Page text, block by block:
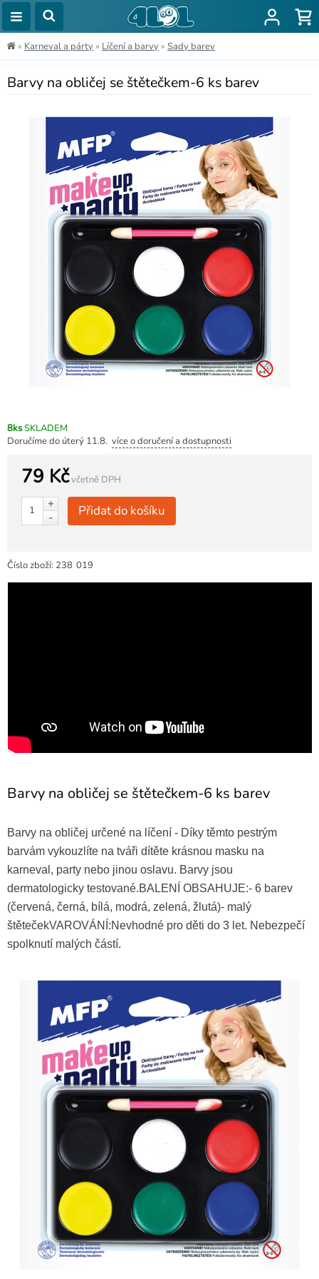
» Karneval a párty » Líčení a barvy » Sady barev
Barvy na obličej se štětečkem-6 ks barev
8ksSKLADEM
Doručíme do úterý 11.8. více o doručení a dostupnosti
79 Kčvčetně DPH
+
-
Přidat do košíku
Číslo zboží: 238 019
Barvy na obličej se štětečkem-6 ks barev
Barvy na obličej určené na líčení - Díky těmto pestrým
barvám vykouzlíte na tváři dítěte krásnou masku na
karneval, party nebo jinou oslavu. Barvy jsou
dermatologicky testované.BALENÍ OBSAHUJE:- 6 barev
(červená, černá, bílá, modrá, zelená, žlutá)- malý
štětečekVAROVÁNÍ:Nevhodné pro děti do 3 let. Nebezpečí
spolknutí malých částí.